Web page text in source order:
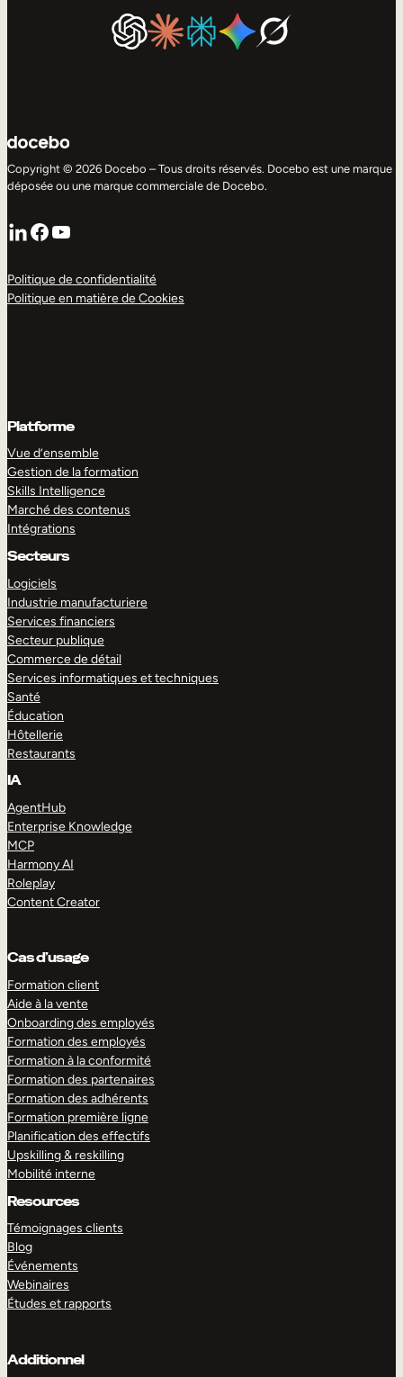
Copyright © 2026 Docebo – Tous droits réservés. Docebo est une marque
déposée ou une marque commerciale de Docebo.
LinkedIn
Facebook
YouTube
Politique de confidentialité
Politique en matière de Cookies
Platforme
Vue d’ensemble
Gestion de la formation
Skills Intelligence
Marché des contenus
Intégrations
Secteurs
Logiciels
Industrie manufacturiere
Services financiers
Secteur publique
Commerce de détail
Services informatiques et techniques
Santé
Éducation
Hôtellerie
Restaurants
IA
AgentHub
Enterprise Knowledge
MCP
Harmony AI
Roleplay
Content Creator
Cas d’usage
Formation client
Aide à la vente
Onboarding des employés
Formation des employés
Formation à la conformité
Formation des partenaires
Formation des adhérents
Formation première ligne
Planification des effectifs
Upskilling & reskilling
Mobilité interne
Resources
Témoignages clients
Blog
Événements
Webinaires
Études et rapports
Additionnel